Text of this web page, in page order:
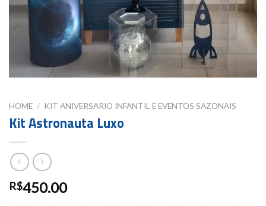
HOME / KIT ANIVERSARIO INFANTIL E EVENTOS SAZONAIS
Kit Astronauta Luxo
R$450.00